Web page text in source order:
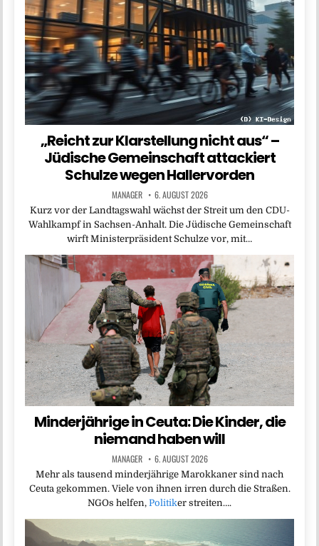
„Reicht zur Klarstellung nicht aus“ –
Jüdische Gemeinschaft attackiert
Schulze wegen Hallervorden
MANAGER 6. AUGUST 2026
Kurz vor der Landtagswahl wächst der Streit um den CDU-
Wahlkampf in Sachsen-Anhalt. Die Jüdische Gemeinschaft
wirft Ministerpräsident Schulze vor, mit…
Minderjährige in Ceuta: Die Kinder, die
niemand haben will
MANAGER 6. AUGUST 2026
Mehr als tausend minderjährige Marokkaner sind nach
Ceuta gekommen. Viele von ihnen irren durch die Straßen.
NGOs helfen, Politiker streiten….